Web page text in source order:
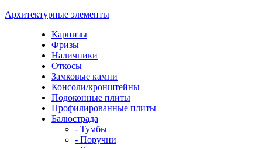
Архитектурные элементы
Карнизы
Фризы
Наличники
Откосы
Замковые камни
Консоли/кронштейны
Подоконные плиты
Профилированные плиты
Балюстрада
- Тумбы
- Поручни